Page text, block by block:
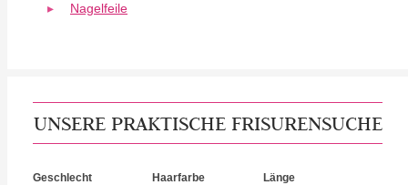
Nagelfeile
UNSERE PRAKTISCHE FRISURENSUCHE
Geschlecht Haarfarbe Länge